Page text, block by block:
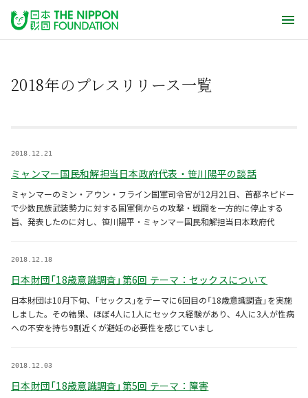
2018年のプレスリリース一覧
ミャンマー国民和解担当日本政府代表・笹川陽平の談話
2018.12.21
ミャンマーのミン・アウン・フライン国軍司令官が12月21日、首都ネピドー
で少数民族武装勢力に対する国軍側からの攻撃・戦闘を一方的に停止する
旨、発表したのに対し、笹川陽平・ミャンマー国民和解担当日本政府代
日本財団「18歳意識調査」第6回 テーマ：セックスについて
2018.12.18
日本財団は10月下旬、｢セックス｣をテーマに6回目の「18歳意識調査」を実施
しました。その結果、ほぼ4人に1人にセックス経験があり、4人に3人が性病
への不安を持ち9割近くが避妊の必要性を感じていまし
日本財団「18歳意識調査」第5回 テーマ：障害
2018.12.03